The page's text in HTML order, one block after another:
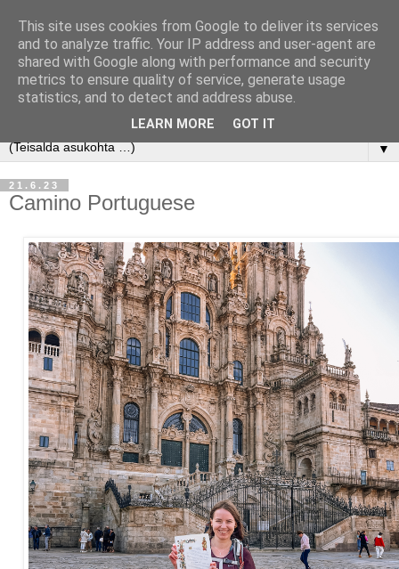
▼
21.6.23
Camino Portuguese
This site uses cookies from Google to deliver its services
and to analyze traffic. Your IP address and user-agent are
shared with Google along with performance and security
metrics to ensure quality of service, generate usage
statistics, and to detect and address abuse.
LEARN MORE GOT IT